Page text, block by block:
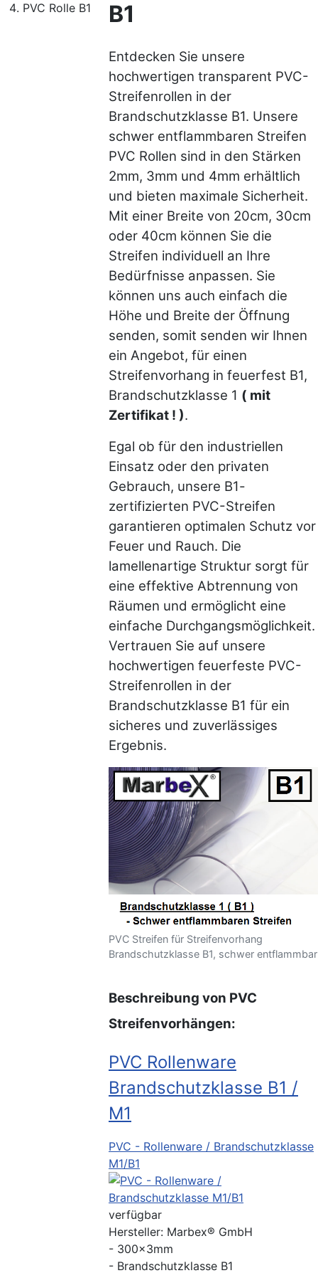
PVC Rolle B1
B1
Entdecken Sie unsere
hochwertigen transparent PVC-
Streifenrollen in der
Brandschutzklasse B1. Unsere
schwer entflammbaren Streifen
PVC Rollen sind in den Stärken
2mm, 3mm und 4mm erhältlich
und bieten maximale Sicherheit.
Mit einer Breite von 20cm, 30cm
oder 40cm können Sie die
Streifen individuell an Ihre
Bedürfnisse anpassen. Sie
können uns auch einfach die
Höhe und Breite der Öffnung
senden, somit senden wir Ihnen
ein Angebot, für einen
Streifenvorhang in feuerfest B1,
Brandschutzklasse 1 ( mit
Zertifikat ! ).
Egal ob für den industriellen
Einsatz oder den privaten
Gebrauch, unsere B1-
zertifizierten PVC-Streifen
garantieren optimalen Schutz vor
Feuer und Rauch. Die
lamellenartige Struktur sorgt für
eine effektive Abtrennung von
Räumen und ermöglicht eine
einfache Durchgangsmöglichkeit.
Vertrauen Sie auf unsere
hochwertigen feuerfeste PVC-
Streifenrollen in der
Brandschutzklasse B1 für ein
sicheres und zuverlässiges
Ergebnis.
PVC Streifen für Streifenvorhang
Brandschutzklasse B1, schwer entflammbar
Beschreibung von PVC
Streifenvorhängen:
PVC Rollenware
Brandschutzklasse B1 /
M1
PVC - Rollenware / Brandschutzklasse
M1/B1
verfügbar
Hersteller: Marbex® GmbH
- 300x3mm
- Brandschutzklasse B1